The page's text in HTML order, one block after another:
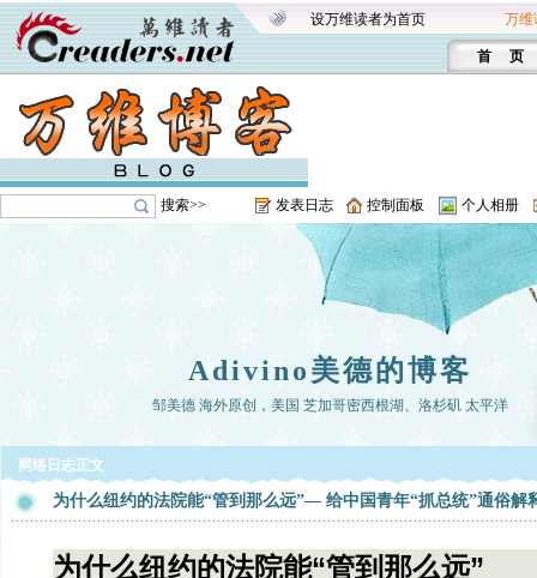
设万维读者为首页 万维
首 页
搜索>> 发表日志 控制面板 个人相册
Adivino美德的博客
邹美德 海外原创，美国 芝加哥密西根湖、洛杉矶 太平洋
网络日志正文
为什么纽约的法院能“管到那么远”— 给中国青年“抓总统”通俗解
为什么纽约的法院能“管到那么远”